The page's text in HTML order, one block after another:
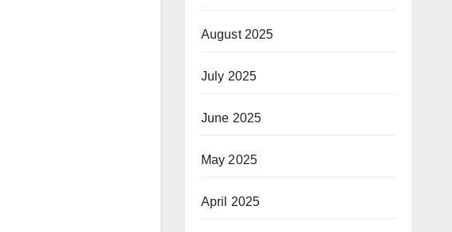
August 2025
July 2025
June 2025
May 2025
April 2025